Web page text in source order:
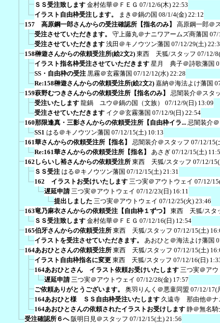
ＳＳ受注致します 金村佑華＠ＦＥＧ 07/12/6(木) 22:53
イラスト自由枠受注します。
まき＠鍋の国 08/1/4(金) 22:12
157 高原鋼一郎さんからの受注確認所【指名のみ】
高原鋼一郎＠
受注させていただきます。
守上藤丸＠ナニワアームズ商藩国 07/
受注させていただきます 浅田＠キノウツン藩国 07/12/29(土)
158榊遊さんからの依頼受注所(絵2文2) 東西 天狐/スタッフ 07/12/
イラスト指名枠受注させていただきます 星月 典子＠詩歌藩国
SS・自由枠の受注 黒霧＠玄霧藩国 07/12/12(水) 22:28
Re:158榊遊さんからの依頼受注所(絵2文2) 嘉納＠海法よけ藩国
159萩野むつきさんからの依頼受注所【指名のみ】
忌闇装介＠スタ
受注いたします 龍鍋 ユウ＠鍋の国（文族）
07/12/9(日) 13:09
受注させていただきます イク＠玄霧藩国 07/12/9(日) 22:54
160那限逢真・三影さんからの依頼受注所【自由枠イラ... 忌闇装介
SS1 はる＠キノウツン藩国 07/12/15(土) 10:13
161華さんからの依頼受注所【指名】
忌闇装介＠スタッフ 07/12/15(
Re:161華さんからの依頼受注所【指名】
あさぎ 07/12/15(土)
162しらいし裕さんからの依頼受注所 東西 天狐/スタッフ 07/12/
ＳＳ受注 はる＠キノウツン藩国 07/12/15(土) 21:31
162 イラストお受けいたします 三つ実＠アウトウェイ 07/12/
遅延申請 三つ実＠アウトウェイ 07/12/23(日) 16:11
提出しました 三つ実＠アウトウェイ 07/12/25(火) 23:46
163竜乃麻衣さんからの依頼受注【自由枠１ずつ】
東西 天狐/スタ
ＳＳ受注致します 金村佑華＠ＦＥＧ 07/12/16(日) 12:54
165伯牙さんからの依頼受注所 東西 天狐/スタッフ 07/12/15(土)
イラストを受注させていただきます。
あおひと＠海法よけ藩国
164あおひとさんの依頼受注所 東西 天狐/スタッフ 07/12/15(土)
イラスト自由枠指名に変更 東西 天狐/スタッフ 07/12/16(日)
164あおひとさん イラスト依頼お受けいたします 三つ実＠ア
遅延申請 三つ実＠アウトウェイ 07/12/28(金) 17:57
ご依頼ありがとうございます。
奥羽りんく＠悪童同盟 07/12/17(
164あおひと様 ＳＳ自由枠受注いたします 久遠寺 那由他＠ナ
164あおひとさんの依頼されたイラストお受けします 静＠無名騎
受注確認所６へ 阪明日見＠スタッフ 07/12/15(土) 21:56